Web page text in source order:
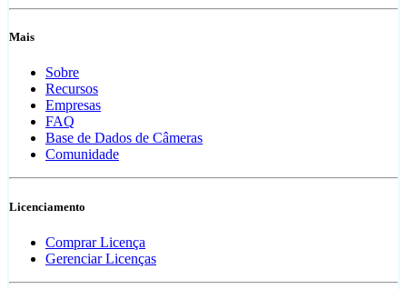
Mais
Sobre
Recursos
Empresas
FAQ
Base de Dados de Câmeras
Comunidade
Licenciamento
Comprar Licença
Gerenciar Licenças